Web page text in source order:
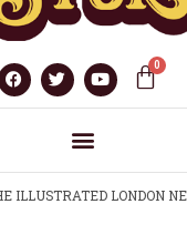
ILLUSTRATED LONDON